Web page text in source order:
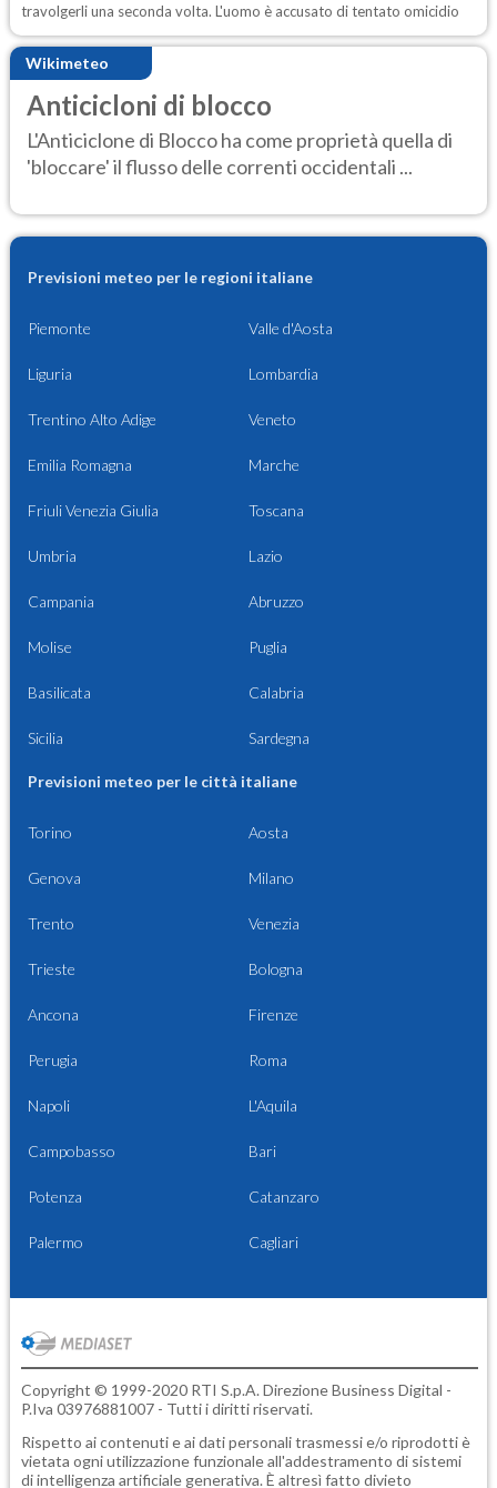
travolgerli una seconda volta. L'uomo è accusato di tentato omicidio
Wikimeteo
Anticicloni di blocco
L'Anticiclone di Blocco ha come proprietà quella di
'bloccare' il flusso delle correnti occidentali ...
Previsioni meteo per le regioni italiane
Piemonte Valle d'Aosta
Liguria Lombardia
Trentino Alto Adige Veneto
Emilia Romagna Marche
Friuli Venezia Giulia Toscana
Umbria Lazio
Campania Abruzzo
Molise Puglia
Basilicata Calabria
Sicilia Sardegna
Previsioni meteo per le città italiane
Torino Aosta
Genova Milano
Trento Venezia
Trieste Bologna
Ancona Firenze
Perugia Roma
Napoli L'Aquila
Campobasso Bari
Potenza Catanzaro
Palermo Cagliari
Copyright © 1999-2020 RTI S.p.A. Direzione Business Digital -
P.Iva 03976881007 - Tutti i diritti riservati.
Rispetto ai contenuti e ai dati personali trasmessi e/o riprodotti è
vietata ogni utilizzazione funzionale all'addestramento di sistemi
di intelligenza artificiale generativa. È altresì fatto divieto